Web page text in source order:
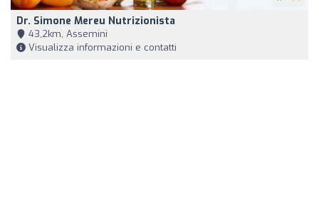
Dr. Simone Mereu Nutrizionista
43,2km, Assemini
Visualizza informazioni e contatti